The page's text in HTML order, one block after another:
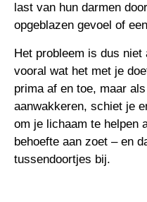
last van hun darmen
opgeblazen gevoel of
Het probleem is dus niet
vooral wat het met je
prima af en toe, maar
aanwakkeren, schiet je
om je lichaam te helpen
behoefte aan zoet – en
tussendoortjes bij.